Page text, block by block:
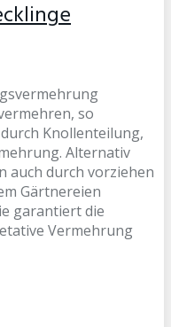
so
Knollenteilung,
Alternativ
auch durch vorziehen
Gärtnereien
garantiert die
Vermehrung